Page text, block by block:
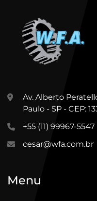
Av. Alberto
Paulo - SP - CEP:
+55 (11) 99967-5547
cesar@wfa.com.br
Menu